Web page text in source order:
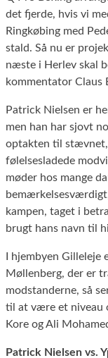
det fjerde, hvis vi
Ringkøbing med
stald. Så nu er
næste i Herlev skal
kommentator Claus
Patrick Nielsen er
men han har sjovt
optakten til stævnet,
følelsesladede
møder hos mange
kampen, taget i
brugt hans navn til
I hjembyen
Møllenberg, der er
modstanderne, så
til at være et niveau
Kore og Ali
Patrick Nielsen vs.